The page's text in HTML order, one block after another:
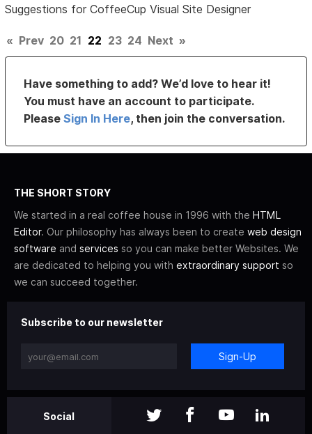
Suggestions for CoffeeCup Visual Site Designer
« Prev 20 21 22 23 24 Next »
Have something to add? We’d love to hear it!
You must have an account to participate.
PleaseSign In Here, then join the conversation.
THE SHORT STORY
We started in a real coffee house in 1996 with the HTML
Editor. Our philosophy has always been to create web design
software and services so you can make better Websites. We
are dedicated to helping you with extraordinary support so
we can succeed together.
Subscribe to our newsletter
Sign-Up
Social